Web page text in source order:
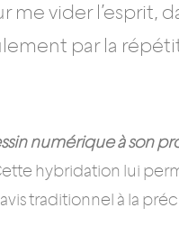
me vider l’esprit,
par la
numérique à son
hybridation lui
traditionnel à la